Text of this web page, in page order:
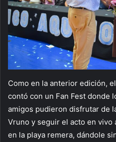
Como en la anterior edición,
contó con un Fan Fest donde
amigos pudieron disfrutar de
Vruno y seguir el acto en vivo
en la playa remera, dándole